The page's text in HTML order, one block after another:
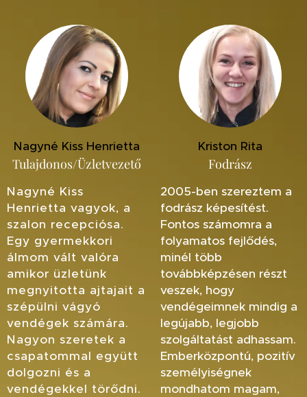
Nagyné Kiss Henrietta
Tulajdonos/Üzletvezető
Nagyné Kiss
Henrietta vagyok, a
szalon recepciósa.
Egy gyermekkori
álmom vált valóra
amikor üzletünk
megnyitotta ajtajait a
szépülni vágyó
vendégek számára.
Nagyon szeretek a
csapatommal együtt
dolgozni és a
vendégekkel törődni.
Kriston Rita
Fodrász
2005-ben szereztem a
fodrász képesítést.
Fontos számomra a
folyamatos fejlődés,
minél több
továbbképzésen részt
veszek, hogy
vendégeimnek mindig a
legújabb, legjobb
szolgáltatást adhassam.
Emberközpontú, pozitív
személyiségnek
mondhatom magam,